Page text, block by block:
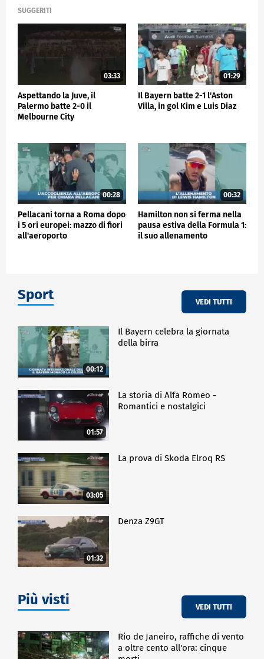
SUGGERITI
03:33
Aspettando la Juve, il
Palermo batte 2-0 il
Melbourne City
01:29
Il Bayern batte 2-1 l'Aston
Villa, in gol Kim e Luis Diaz
00:28
Pellacani torna a Roma dopo
i 5 ori europei: mazzo di fiori
all'aeroporto
00:32
Hamilton non si ferma nella
pausa estiva della Formula 1:
il suo allenamento
Sport VEDI TUTTI
00:12
Il Bayern celebra la giornata
della birra
01:57
La storia di Alfa Romeo -
Romantici e nostalgici
03:05
La prova di Skoda Elroq RS
01:32
Denza Z9GT
Più visti VEDI TUTTI
Rio de Janeiro, raffiche di vento
a oltre cento all'ora: cinque